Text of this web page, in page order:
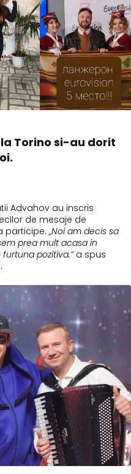
Torino si-au dorit
Advahov au inscris
de mesaje de
participe. „Noi am decis sa
prea mult acasa in
pozitiva.” a spus